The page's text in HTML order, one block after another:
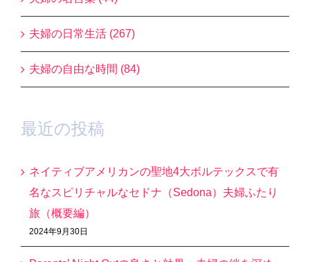
夫婦の日常生活 (267)
夫婦の自由な時間 (84)
最近の投稿
ネイティブアメリカンの聖地4大ボルテックスで有
名なスピリチャルなセドナ（Sedona）夫婦ふたり
旅（概要編）
2024年9月30日